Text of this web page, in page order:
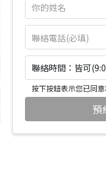
聯絡時間：皆可
按下按鈕表示您已同
預